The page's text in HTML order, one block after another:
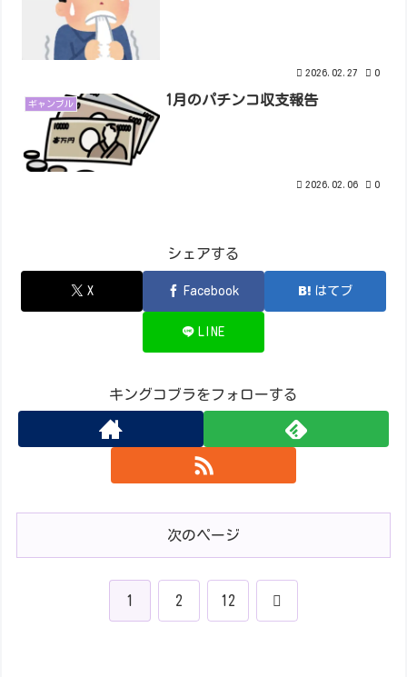
2026.02.27 0
ギャンブル 1月のパチンコ収支報告
2026.02.06 0
シェアする
X Facebook はてブ
LINE
キングコブラをフォローする
次のページ
1 2 12 次